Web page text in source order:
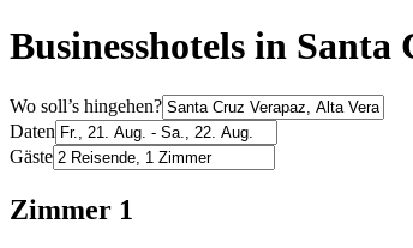
Businesshotels in Santa
Wo soll’s hingehen?
Daten
Gäste
Zimmer 1